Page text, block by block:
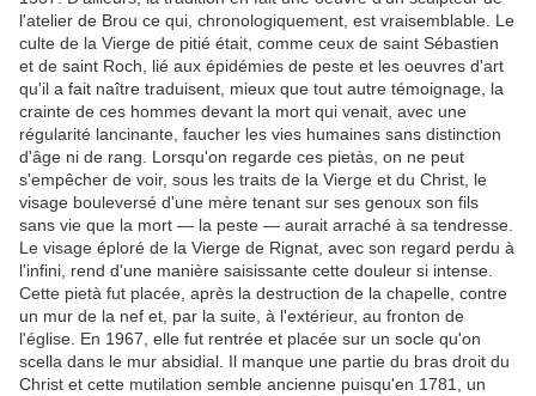
l'atelier de Brou ce qui, chronologiquement, est vraisemblable. Le
culte de la Vierge de pitié était, comme ceux de saint Sébastien
et de saint Roch, lié aux épidémies de peste et les oeuvres d'art
qu'il a fait naître traduisent, mieux que tout autre témoignage, la
crainte de ces hommes devant la mort qui venait, avec une
régularité lancinante, faucher les vies humaines sans distinction
d'âge ni de rang. Lorsqu'on regarde ces pietàs, on ne peut
s'empêcher de voir, sous les traits de la Vierge et du Christ, le
visage bouleversé d'une mère tenant sur ses genoux son fils
sans vie que la mort — la peste — aurait arraché à sa tendresse.
Le visage éploré de la Vierge de Rignat, avec son regard perdu à
l'infini, rend d'une manière saisissante cette douleur si intense.
Cette pietà fut placée, après la destruction de la chapelle, contre
un mur de la nef et, par la suite, à l'extérieur, au fronton de
l'église. En 1967, elle fut rentrée et placée sur un socle qu'on
scella dans le mur absidial. Il manque une partie du bras droit du
Christ et cette mutilation semble ancienne puisqu'en 1781, un